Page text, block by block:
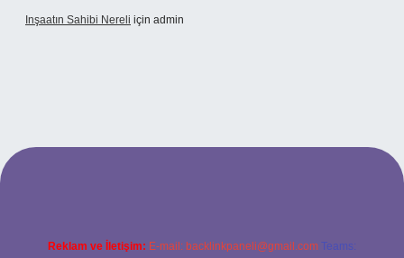
Inşaatın Sahibi Nereli için admin
www.hiltonbetx.org/
Reklam ve İletişim: E-mail: backlinkpaneli@gmail.com Teams: